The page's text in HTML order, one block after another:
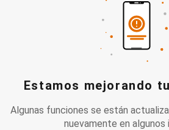
Estamos mejorando
Algunas funciones se están
nuevamente en algunos